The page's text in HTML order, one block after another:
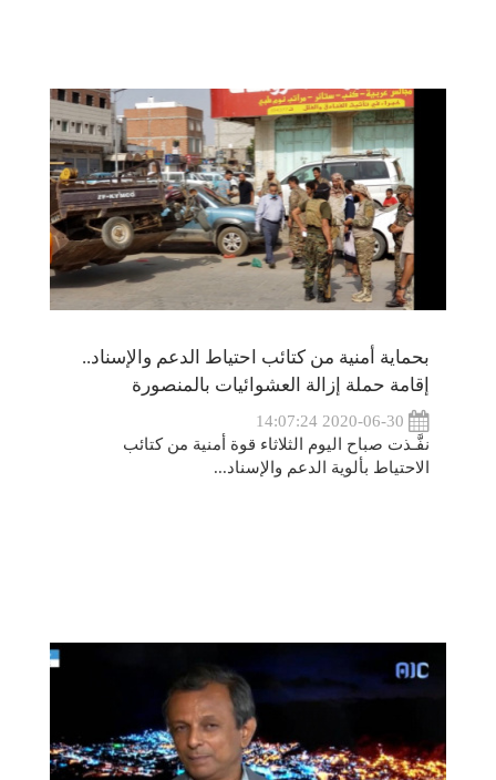
بحماية أمنية من كتائب احتياط الدعم والإسناد..
إقامة حملة إزالة العشوائيات بالمنصورة
نفَّـذت صباح اليوم الثلاثاء قوة أمنية من كتائب
الاحتياط بألوية الدعم والإسناد...